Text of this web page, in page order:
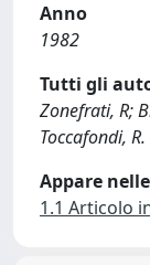
Anno
1982
Tutti gli
Zonefrati, R;
Toccafondi, R.
Appare
1.1 Articolo